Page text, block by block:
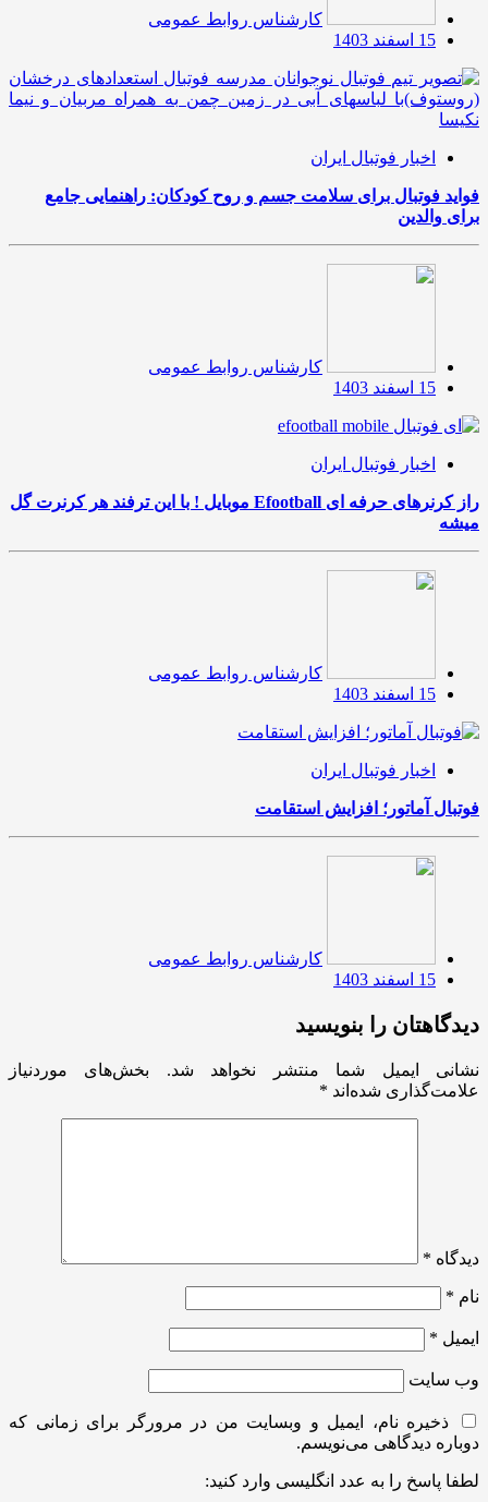
کارشناس روابط عمومی
15 اسفند 1403
اخبار فوتبال ایران
فواید فوتبال برای سلامت جسم و روح کودکان: راهنمایی جامع
برای والدین
کارشناس روابط عمومی
15 اسفند 1403
اخبار فوتبال ایران
راز کرنرهای حرفه ای Efootball موبایل ! با این ترفند هر کرنرت گل
میشه
کارشناس روابط عمومی
15 اسفند 1403
اخبار فوتبال ایران
فوتبال آماتور؛ افزایش استقامت
کارشناس روابط عمومی
15 اسفند 1403
دیدگاهتان را بنویسید
نشانی ایمیل شما منتشر نخواهد شد.
بخش‌های موردنیاز
علامت‌گذاری شده‌اند *
دیدگاه *
نام *
ایمیل *
وب‌ سایت
ذخیره نام، ایمیل و وبسایت من در مرورگر برای زمانی که
دوباره دیدگاهی می‌نویسم.
لطفا پاسخ را به عدد انگلیسی وارد کنید: